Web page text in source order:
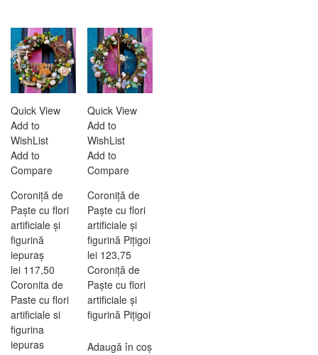
Quick View
Add to
WishList
Add to
Compare
Coroniță de
Paște cu flori
artificiale și
figurină
iepuraș
lei 117,50
Coronita de
Paste cu flori
artificiale si
figurina
iepuras
Quick View
Add to
WishList
Add to
Compare
Coroniță de
Paște cu flori
artificiale și
figurină Pițigoi
lei 123,75
Coroniță de
Paște cu flori
artificiale și
figurină Pițigoi
Adaugă în coș